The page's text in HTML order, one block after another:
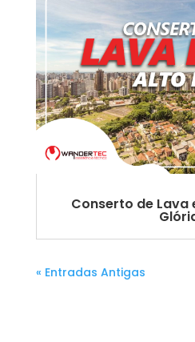
Conserto de Lava
« Entradas Antigas